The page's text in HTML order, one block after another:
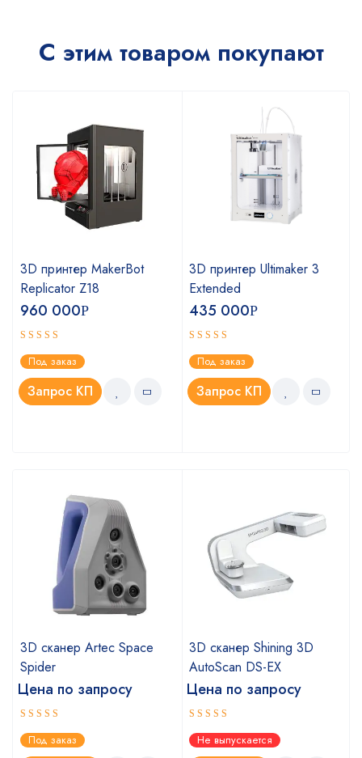
С этим товаром покупают
3D принтер MakerBot
Replicator Z18
960 000Р
Оценка
4.75из 5
Под заказ
Запрос КП
3D принтер Ultimaker 3
Extended
435 000Р
Оценка
5.00из 5
Под заказ
Запрос КП
3D сканер Artec Space
Spider
Цена по запросу
Оценка
5.00из 5
Под заказ
3D сканер Shining 3D
AutoScan DS-EX
Цена по запросу
Оценка
4.67из 5
Не выпускается